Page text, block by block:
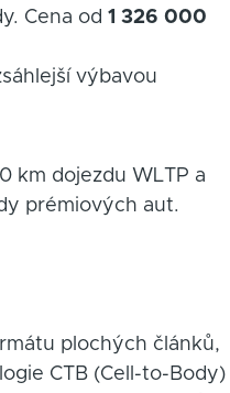
Cena od1 326 000
výbavou
km dojezdu WLTP a
prémiových aut.
plochých článků,
CTB (Cell-to-Body)